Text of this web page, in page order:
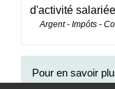
d'activité
Argent - Impôts -
Pour en savoir